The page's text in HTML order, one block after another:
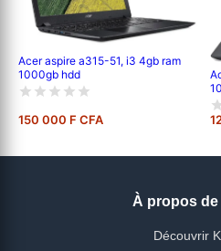
Acer aspire a315-51, i3 4gb ram
1000gb hdd
150 000 F CFA
À propos
Découvrir